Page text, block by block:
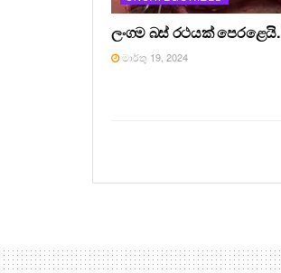
ලංගම බස් රථයක් පෙරළෙයි.
මාර්තු 19, 2024